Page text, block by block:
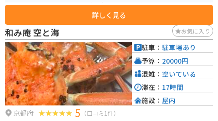
整備されています。 近くには日帰り温泉「はしうど荘」や「道の駅てんきて
んき丹後」もあり、観光や休憩に便利です。立岩を背景にした写真撮影スポ
ットとしても人気があります。駐車場は約100台分あり、バイクは1日500円
と手頃。山陰近畿自動車道・京丹後大宮ICから国道178号線を経由して約40分
の道のりで、海沿いの絶景を楽しみながらツーリングにも最適です。
詳しく見る
和み庵 空と海 お気に入り
京都府 5 （口コミ1件）
駐車： 駐車場あり
予算： 20000円
混雑： 空いている
滞在： 17時間
施設： 屋内